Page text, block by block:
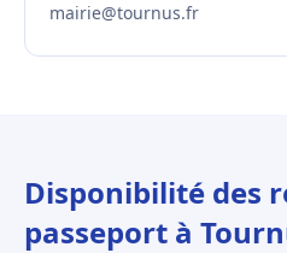
mairie@tournus.fr
Disponibilité des
passeport à